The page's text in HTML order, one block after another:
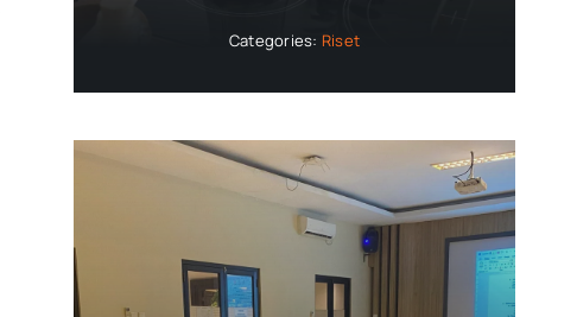
Categories: Riset